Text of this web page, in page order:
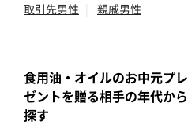
取引先男性
親戚男性
食用油・オイルのお中元プレ
ゼントを贈る相手の年代から
探す